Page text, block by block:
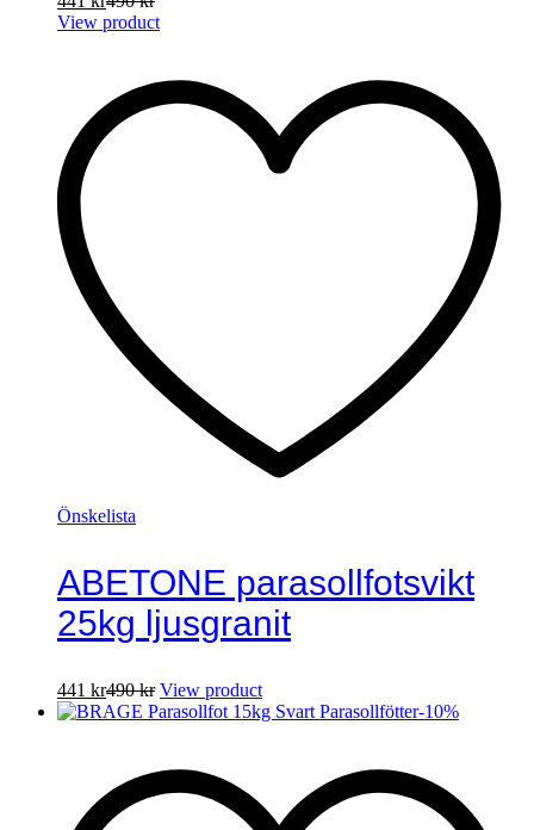
View product
Önskelista
ABETONE parasollfotsvikt
25kg ljusgranit
441 kr490kr View product
-10%